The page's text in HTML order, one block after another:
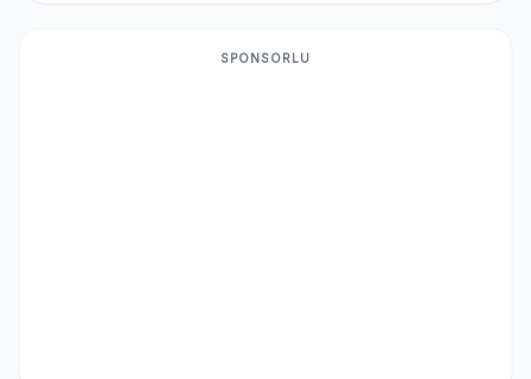
SPONSORLU